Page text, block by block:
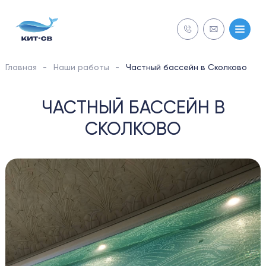
NECON
СТРОИТЕЛЬСТВО
РЕМОНТ
ОБОРУДОВАНИЕ
Главная Наши работы Частный бассейн в Сколково
ЧАСТНЫЙ БАССЕЙН В
СКОЛКОВО